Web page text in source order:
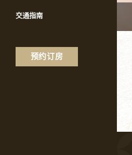
交通指南
预约订房